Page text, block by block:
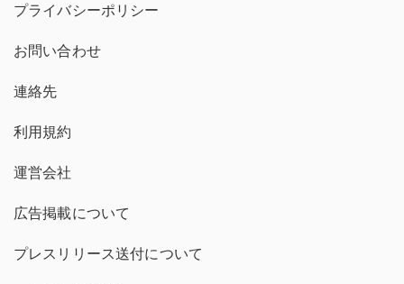
プライバシーポリシー
お問い合わせ
連絡先
利用規約
運営会社
広告掲載について
プレスリリース送付について